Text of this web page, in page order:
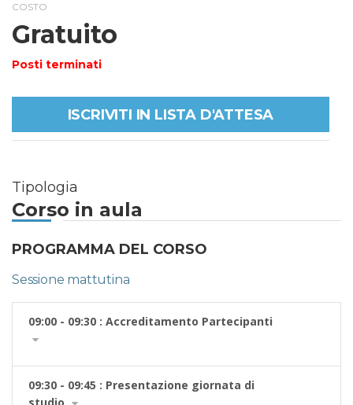
COSTO
Gratuito
Posti terminati
ISCRIVITI IN LISTA D'ATTESA
Tipologia
Corso in aula
PROGRAMMA DEL CORSO
Sessione mattutina
09:00 - 09:30 : Accreditamento Partecipanti
09:30 - 09:45 : Presentazione giornata di